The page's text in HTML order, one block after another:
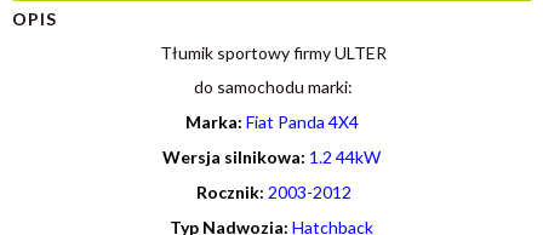
OPIS
Tłumik sportowy firmy ULTER
do samochodu marki:
Marka: Fiat Panda 4X4
Wersja silnikowa: 1.2 44kW
Rocznik: 2003-2012
Typ Nadwozia: Hatchback